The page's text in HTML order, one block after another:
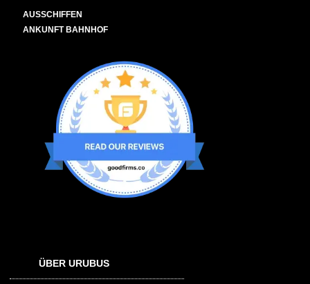
AUSSCHIFFEN
ANKUNFT BAHNHOF
ÜBER URUBUS